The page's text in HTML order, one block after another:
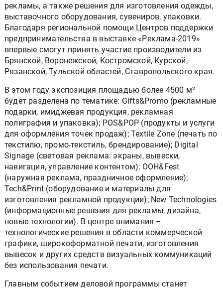
рекламы, а также решения для изготовления одежды,
выставочного оборудования, сувениров, упаковки.
Благодаря региональной помощи Центров поддержки
предпринимательства в выставке «Реклама-2019»
впервые смогут принять участие производители из
Брянской, Воронежской, Костромской, Курской,
Рязанской, Тульской областей, Ставропольского края.
В этом году экспозиция площадью более 4500 м²
будет разделена по тематике: Gifts&Promo (рекламные
подарки, имиджевая продукция, рекламная
полиграфия и упаковка); POS&POP (продукты и услуги
для оформления точек продаж); Textile Zone (печать по
текстилю, промо-текстиль, брендирование); Digital
Signage (световая реклама: экраны, вывески,
навигация, управление контентом); OOH&Fest
(наружная реклама, праздничное оформление);
Tech&Print (оборудование и материалы для
изготовления рекламной продукции); New Technologies
(информационные решения для рекламы, дизайна,
новые технологии). В центре внимания –
технологические решения в области коммерческой
графики, широкоформатной печати, изготовления
вывесок и других средств визуальных коммуникаций
без использования печати.
Главным событием деловой программы станет